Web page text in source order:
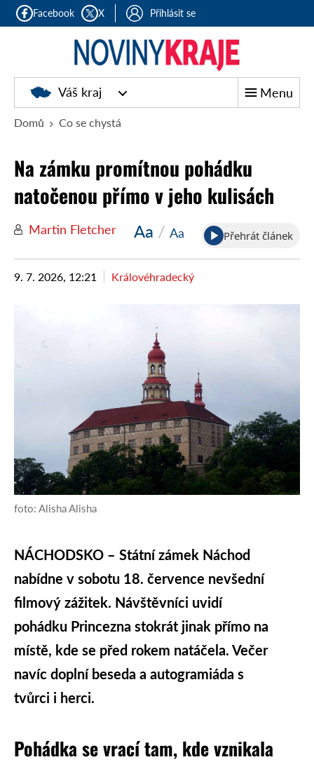
Facebook X Přihlásit se
Noviny
kraje
Váš kraj Menu
Domů Co se chystá
Na zámku promítnou pohádku
natočenou přímo v jeho kulisách
Martin Fletcher Aa / Aa Přehrát článek
9. 7. 2026, 12:21 Královéhradecký
foto: Alisha Alisha
NÁCHODSKO – Státní zámek Náchod
nabídne v sobotu 18. července nevšední
filmový zážitek. Návštěvníci uvidí
pohádku Princezna stokrát jinak přímo na
místě, kde se před rokem natáčela. Večer
navíc doplní beseda a autogramiáda s
tvůrci i herci.
Pohádka se vrací tam, kde vznikala